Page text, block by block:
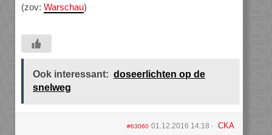
(zov: Warschau)
Ook interessant: doseerlichten op de
snelweg
#63060 01.12.2016 14:18 CKA